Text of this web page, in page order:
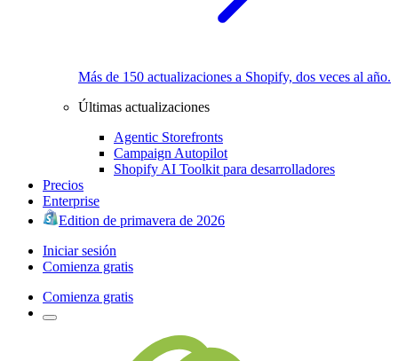
Más de 150 actualizaciones a Shopify, dos veces al año.
Últimas actualizaciones
Agentic Storefronts
Campaign Autopilot
Shopify AI Toolkit para desarrolladores
Precios
Enterprise
Edition de primavera de 2026
Iniciar sesión
Comienza gratis
Comienza gratis